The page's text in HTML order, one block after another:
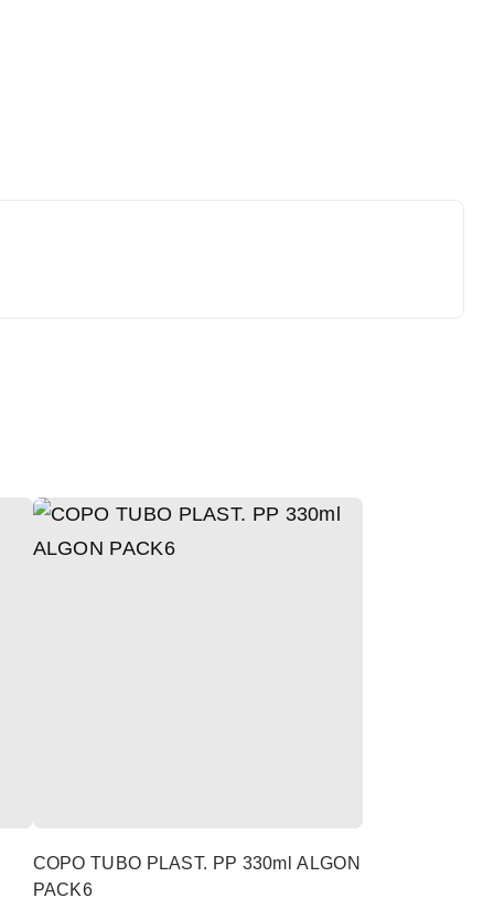
COPO TUBO PLAST. PP 330ml ALGON
PACK6